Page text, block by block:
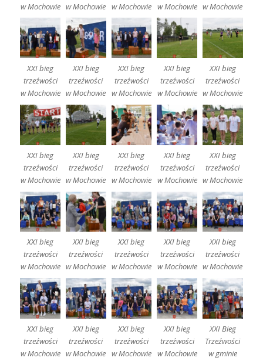
w Mochowie w Mochowie w Mochowie w Mochowie w Mochowie
XXI bieg
trzeźwości
w Mochowie
XXI bieg
trzeźwości
w Mochowie
XXI bieg
trzeźwości
w Mochowie
XXI bieg
trzeźwości
w Mochowie
XXI bieg
trzeźwości
w Mochowie
XXI bieg
trzeźwości
w Mochowie
XXI bieg
trzeźwości
w Mochowie
XXI bieg
trzeźwości
w Mochowie
XXI bieg
trzeźwości
w Mochowie
XXI bieg
trzeźwości
w Mochowie
XXI bieg
trzeźwości
w Mochowie
XXI bieg
trzeźwości
w Mochowie
XXI bieg
trzeźwości
w Mochowie
XXI bieg
trzeźwości
w Mochowie
XXI bieg
trzeźwości
w Mochowie
XXI bieg
trzeźwości
w Mochowie
XXI bieg
trzeźwości
w Mochowie
XXI bieg
trzeźwości
w Mochowie
XXI bieg
trzeźwości
w Mochowie
XXI Bieg
Trzeźwości
w gminie